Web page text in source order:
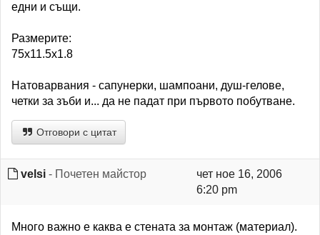
едни и същи.
Размерите:
75х11.5х1.8
Натоварвания - сапунерки, шампоани, душ-гелове,
четки за зъби и... да не падат при първото побутване.
Отговори с цитат
velsi - Почетен майстор
чет ное 16, 2006
6:20 pm
Много важно е каква е стената за монтаж (материал).